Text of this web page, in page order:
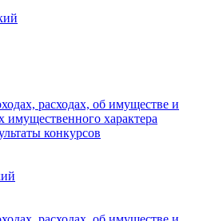
расходах, об имуществе и
имущественного характера
конкурсов